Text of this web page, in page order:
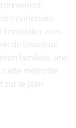
partenaire
immobilier avec
de l’ossature
familiale, une
cette méthode
sur le plan